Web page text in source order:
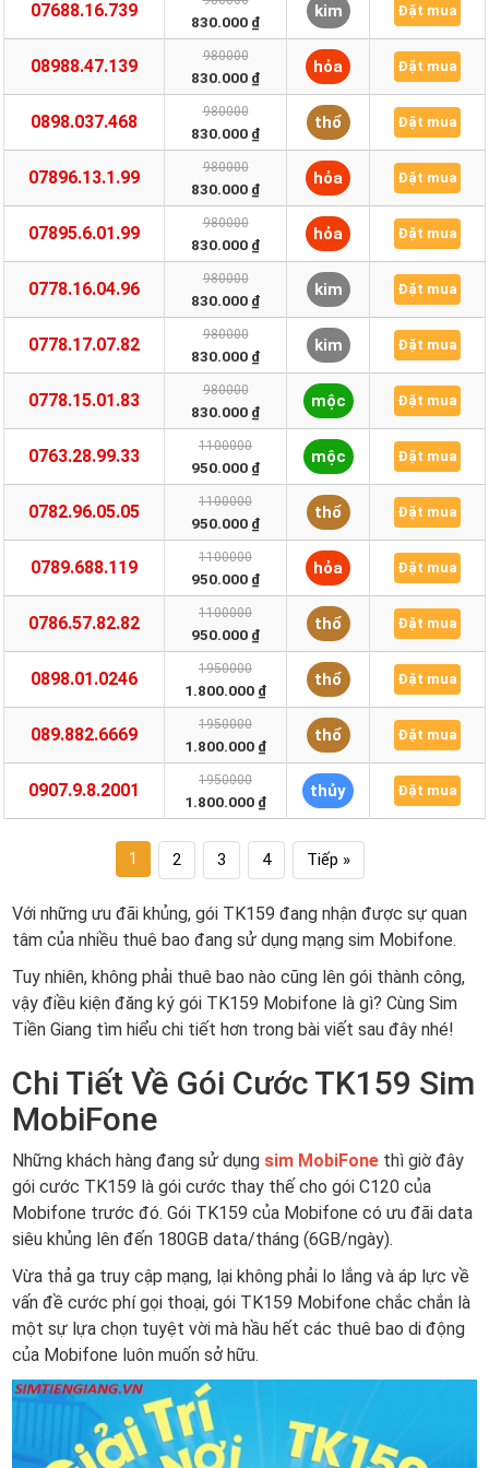
07688.16.739
830.000 ₫
kim Đặt mua
08988.47.139 980000
830.000 ₫
hỏa Đặt mua
0898.037.468 980000
830.000 ₫
thổ Đặt mua
07896.13.1.99 980000
830.000 ₫
hỏa Đặt mua
07895.6.01.99 980000
830.000 ₫
hỏa Đặt mua
0778.16.04.96 980000
830.000 ₫
kim Đặt mua
0778.17.07.82 980000
830.000 ₫
kim Đặt mua
0778.15.01.83 980000
830.000 ₫
mộc Đặt mua
0763.28.99.33 1100000
950.000 ₫
mộc Đặt mua
0782.96.05.05 1100000
950.000 ₫
thổ Đặt mua
0789.688.119 1100000
950.000 ₫
hỏa Đặt mua
0786.57.82.82 1100000
950.000 ₫
thổ Đặt mua
0898.01.0246 1950000
1.800.000 ₫
thổ Đặt mua
089.882.6669 1950000
1.800.000 ₫
thổ Đặt mua
0907.9.8.2001 1950000
1.800.000 ₫
thủy Đặt mua
1 2 3 4 Tiếp »
Với những ưu đãi khủng, gói TK159 đang nhận được sự quan
tâm của nhiều thuê bao đang sử dụng mạng sim Mobifone.
Tuy nhiên, không phải thuê bao nào cũng lên gói thành công,
vậy điều kiện đăng ký gói TK159 Mobifone là gì? Cùng Sim
Tiền Giang tìm hiểu chi tiết hơn trong bài viết sau đây nhé!
Chi Tiết Về Gói Cước TK159 Sim
MobiFone
Những khách hàng đang sử dụng sim MobiFone thì giờ đây
gói cước TK159 là gói cước thay thế cho gói C120 của
Mobifone trước đó. Gói TK159 của Mobifone có ưu đãi data
siêu khủng lên đến 180GB data/tháng (6GB/ngày).
Vừa thả ga truy cập mạng, lại không phải lo lắng và áp lực về
vấn đề cước phí gọi thoại, gói TK159 Mobifone chắc chắn là
một sự lựa chọn tuyệt vời mà hầu hết các thuê bao di động
của Mobifone luôn muốn sở hữu.